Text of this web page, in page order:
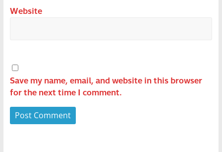
Website
Save my name, email, and website in this browser
for the next time I comment.